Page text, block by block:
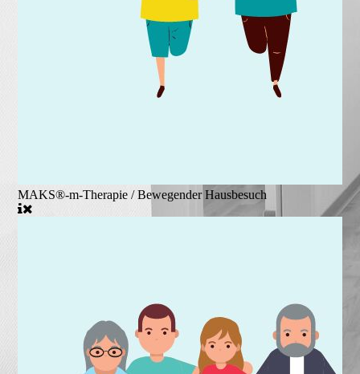
MAKS®-m-Therapie / Bewegender Hausbesuch